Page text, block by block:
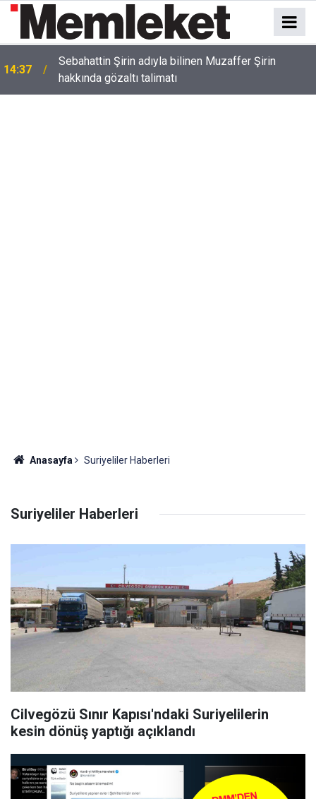
14:37
Sebahattin Şirin adıyla bilinen Muzaffer Şirin
hakkında gözaltı talimatı
Anasayfa Suriyeliler Haberleri
Suriyeliler Haberleri
Cilvegözü Sınır Kapısı'ndaki Suriyelilerin
kesin dönüş yaptığı açıklandı